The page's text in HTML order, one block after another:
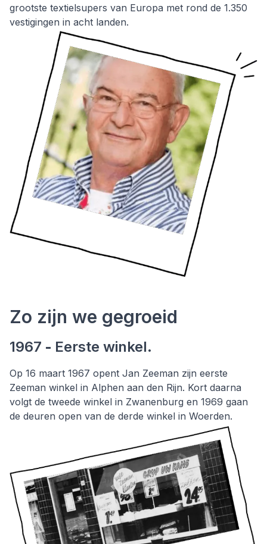
grootste textielsupers van Europa met rond de 1.350
vestigingen in acht landen.
Zo zijn we gegroeid
1967 - Eerste winkel.
Op 16 maart 1967 opent Jan Zeeman zijn eerste
Zeeman winkel in Alphen aan den Rijn. Kort daarna
volgt de tweede winkel in Zwanenburg en 1969 gaan
de deuren open van de derde winkel in Woerden.